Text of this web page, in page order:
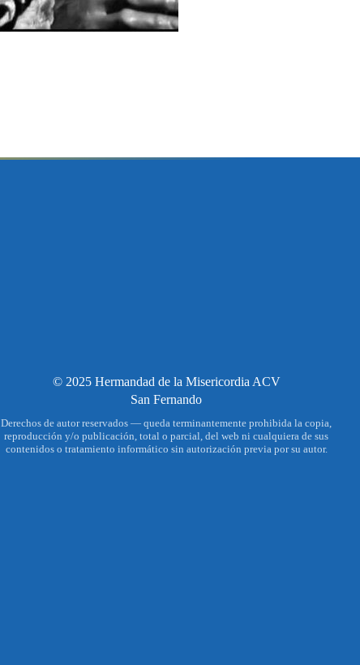
© 2025 Hermandad de la Misericordia ACV
San Fernando
Derechos de autor reservados — queda terminantemente prohibida la copia,
reproducción y/o publicación, total o parcial, del web ni cualquiera de sus
contenidos o tratamiento informático sin autorización previa por su autor.